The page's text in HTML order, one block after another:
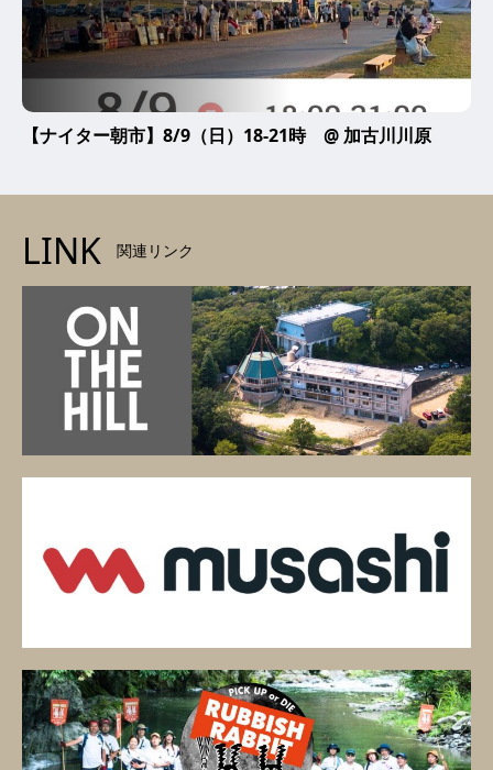
【ナイター朝市】8/9（日）18-21時 @ 加古川川原
LINK 関連リンク